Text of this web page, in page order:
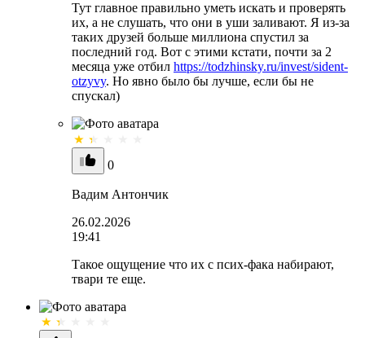
Тут главное правильно уметь искать и проверять
их, а не слушать, что они в уши заливают. Я из-за
таких друзей больше миллиона спустил за
последний год. Вот с этими кстати, почти за 2
месяца уже отбил https://todzhinsky.ru/invest/sident-
otzyvy. Но явно было бы лучше, если бы не
спускал)
0
Вадим Антончик
26.02.2026
19:41
Такое ощущение что их с псих-фака набирают,
твари те еще.